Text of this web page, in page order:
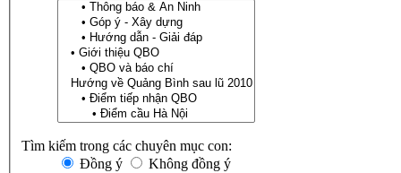
Tìm kiếm trong các chuyên mục con:
Đồng ý
Không đồng ý